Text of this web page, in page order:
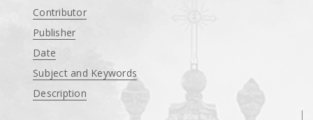
Contributor
Publisher
Date
Subject and Keywords
Description